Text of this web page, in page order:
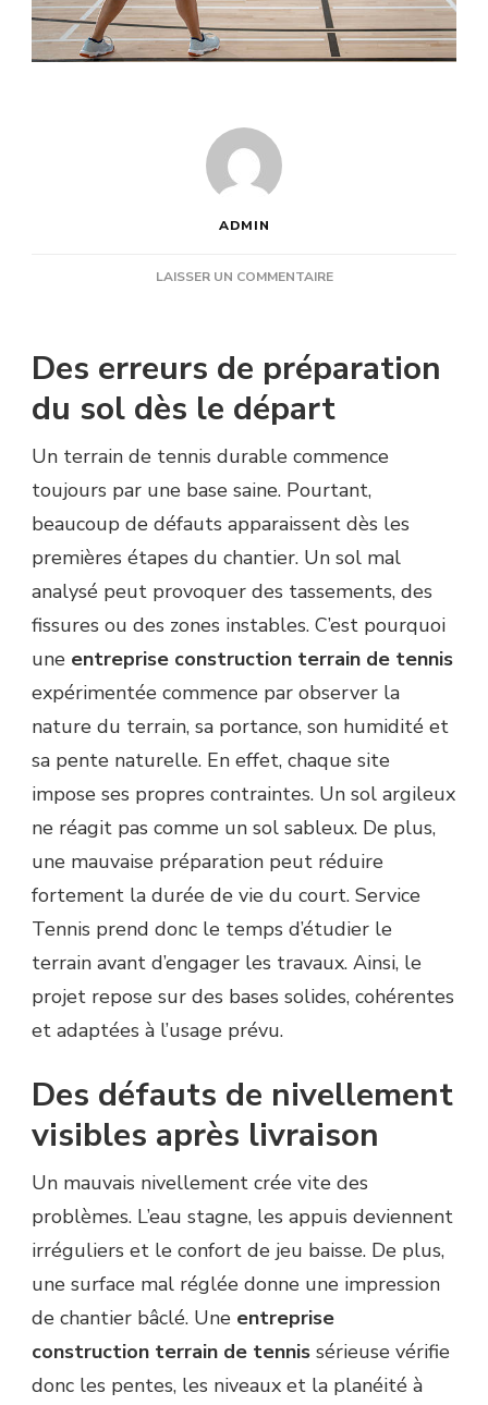
ADMIN
LAISSER UN COMMENTAIRESUR
CHANTIER
ÉVITER
ENTREPRISE
CONSTRUCTION
TERRAIN
DE
TENNIS
?
Des erreurs de préparation
du sol dès le départ
Un terrain de tennis durable commence
toujours par une base saine. Pourtant,
beaucoup de défauts apparaissent dès les
premières étapes du chantier. Un sol mal
analysé peut provoquer des tassements, des
fissures ou des zones instables. C’est pourquoi
une entreprise construction terrain de tennis
expérimentée commence par observer la
nature du terrain, sa portance, son humidité et
sa pente naturelle. En effet, chaque site
impose ses propres contraintes. Un sol argileux
ne réagit pas comme un sol sableux. De plus,
une mauvaise préparation peut réduire
fortement la durée de vie du court. Service
Tennis prend donc le temps d’étudier le
terrain avant d’engager les travaux. Ainsi, le
projet repose sur des bases solides, cohérentes
et adaptées à l’usage prévu.
Des défauts de nivellement
visibles après livraison
Un mauvais nivellement crée vite des
problèmes. L’eau stagne, les appuis deviennent
irréguliers et le confort de jeu baisse. De plus,
une surface mal réglée donne une impression
de chantier bâclé. Une entreprise
construction terrain de tennis sérieuse vérifie
donc les pentes, les niveaux et la planéité à